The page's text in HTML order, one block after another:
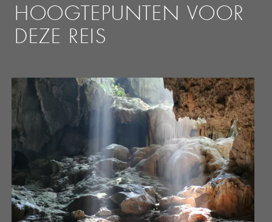
HOOGTEPUNTEN VOOR
DEZE REIS